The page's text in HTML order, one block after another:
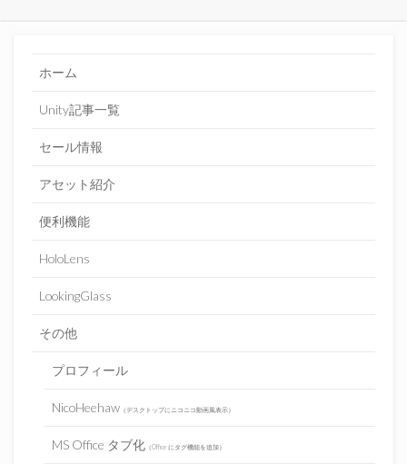
ホーム
Unity記事一覧
セール情報
アセット紹介
便利機能
HoloLens
LookingGlass
その他
プロフィール
NicoHeehaw（デスクトップにニコニコ動画風表示）
MS Office タブ化（Office にタグ機能を追加）